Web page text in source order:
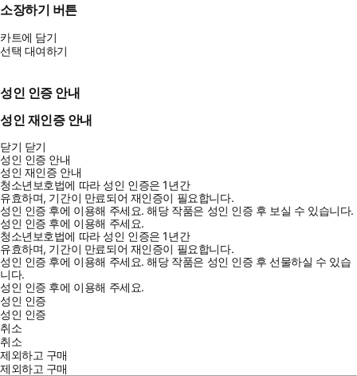
학창 시절의 라이벌과 갑자기 결혼?! 그러나 그에게는 독특한 성
벽이 있었는데….
첫사랑의 촛불을 너에게 - 오오토리作
시집가기 직전의 영애와 양초 만드는 장인인 소년의 비밀스러운 사
새침한 연하 영식의 감춰진 얼굴 - 오다야카作
완벽한 영애 앞에 자신을 ‘멍멍이’라고 부르는 거만한 소년이 나
타나는데?!
에르미니아 모험기 - 야나기야 마로作
바다를 본 적이 없을 정도로 귀하게 자란 영애가 세계 곳곳을 여행
하는 상인을 만나는데…?
소장하기 버튼
카트에 담기
선택 대여하기
성인 인증 안내
성인 재인증 안내
닫기 닫기
성인 인증 안내
성인 재인증 안내
청소년보호법에 따라 성인 인증은 1년간
유효하며, 기간이 만료되어 재인증이 필요합니다.
성인 인증 후에 이용해 주세요.해당 작품은 성인 인증 후 보실 수 있습니다.
성인 인증 후에 이용해 주세요.
청소년보호법에 따라 성인 인증은 1년간
유효하며, 기간이 만료되어 재인증이 필요합니다.
성인 인증 후에 이용해 주세요.해당 작품은 성인 인증 후 선물하실 수 있습
니다.
성인 인증 후에 이용해 주세요.
성인 인증
성인 인증
취소
취소
제외하고 구매
제외하고 구매